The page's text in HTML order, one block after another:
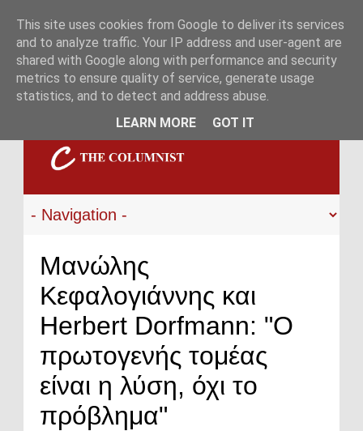
Μανώλης
Κεφαλογιάννης και
Herbert Dorfmann: "Ο
πρωτογενής τομέας
είναι η λύση, όχι το
πρόβλημα"
This site uses cookies from Google to deliver its services
and to analyze traffic. Your IP address and user-agent are
shared with Google along with performance and security
metrics to ensure quality of service, generate usage
statistics, and to detect and address abuse.
LEARN MORE
GOT IT